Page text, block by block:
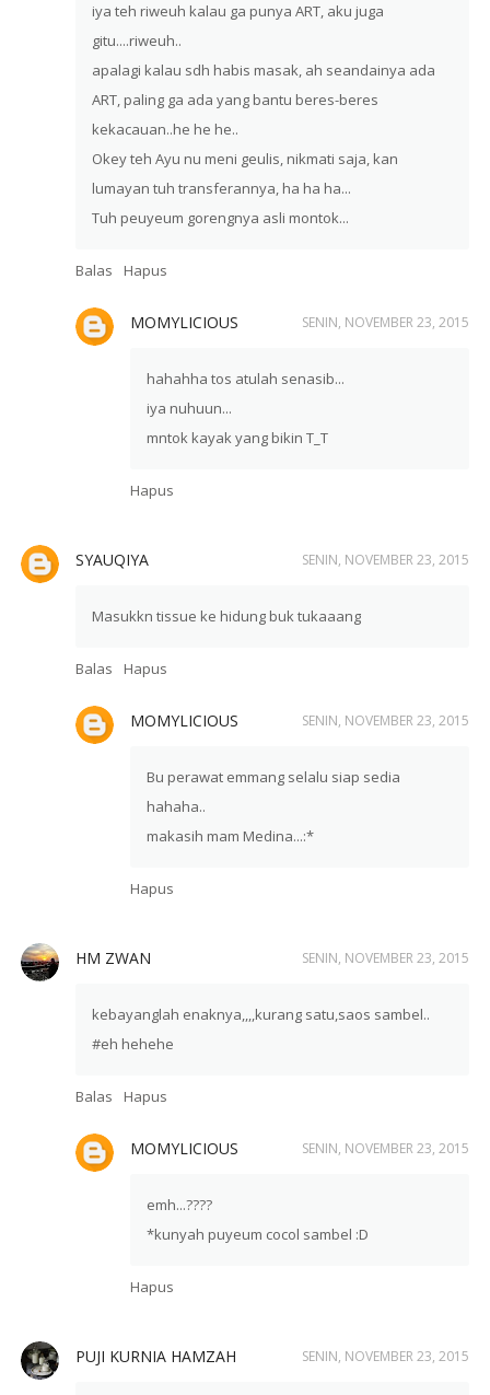
iya teh riweuh kalau ga punya ART, aku juga
gitu....riweuh..
apalagi kalau sdh habis masak, ah seandainya ada
ART, paling ga ada yang bantu beres-beres
kekacauan..he he he..
Okey teh Ayu nu meni geulis, nikmati saja, kan
lumayan tuh transferannya, ha ha ha...
Tuh peuyeum gorengnya asli montok...
Balas Hapus
MOMYLICIOUS SENIN, NOVEMBER 23, 2015
hahahha tos atulah senasib...
iya nuhuun...
mntok kayak yang bikin T_T
Hapus
SYAUQIYA SENIN, NOVEMBER 23, 2015
Masukkn tissue ke hidung buk tukaaang
Balas Hapus
MOMYLICIOUS SENIN, NOVEMBER 23, 2015
Bu perawat emmang selalu siap sedia
hahaha..
makasih mam Medina...:*
Hapus
HM ZWAN SENIN, NOVEMBER 23, 2015
kebayanglah enaknya,,,,kurang satu,saos sambel..
#eh hehehe
Balas Hapus
MOMYLICIOUS SENIN, NOVEMBER 23, 2015
emh...????
*kunyah puyeum cocol sambel :D
Hapus
PUJI KURNIA HAMZAH SENIN, NOVEMBER 23, 2015